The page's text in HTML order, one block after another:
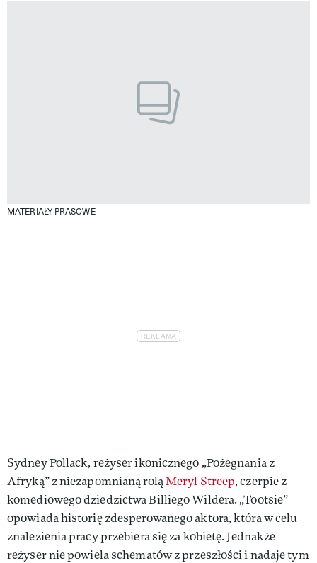
MATERIAŁY PRASOWE
Sydney Pollack, reżyser ikonicznego „Pożegnania z
Afryką” z niezapomnianą roląMeryl Streep, czerpie z
komediowego dziedzictwa Billiego Wildera. „Tootsie”
opowiada historię zdesperowanego aktora, która w celu
znalezienia pracy przebiera się za kobietę. Jednakże
reżyser nie powiela schematów z przeszłości i nadaje tym